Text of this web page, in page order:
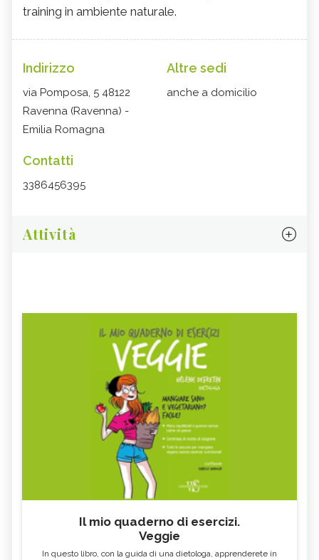
training in ambiente naturale.
Indirizzo
via Pomposa, 5 48122
Ravenna (Ravenna) -
Emilia Romagna
Altre sedi
anche a domicilio
Contatti
3386456395
Attività
Il mio quaderno di esercizi.
Veggie
In questo libro, con la guida di una dietologa, apprenderete in